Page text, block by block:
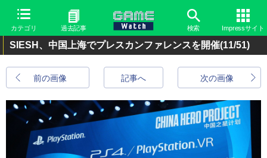
カテゴリ 過去記事 検索 Impressサイト
SIESH、中国上海でプレスカンファレンスを開催(11/51)
前の画像 次の画像
記事へ